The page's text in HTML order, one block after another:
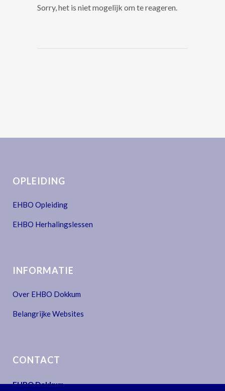
Sorry, het is niet mogelijk om te reageren.
OPLEIDING
EHBO Opleiding
EHBO Herhalingslessen
INFORMATIE
Over EHBO Dokkum
Belangrijke Websites
CONTACT
EHBO Dokkum